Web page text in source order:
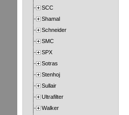
SCC
Shamal
Schneider
SMC
SPX
Sotras
Stenhoj
Sullair
Ultrafilter
Walker